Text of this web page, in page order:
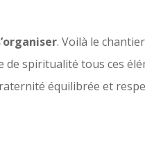
. Voilà le
de spiritualité tous ces
équilibrée et